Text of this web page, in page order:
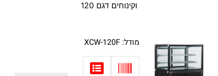
וקינוחים דגם 120
מודל: XCW-120F